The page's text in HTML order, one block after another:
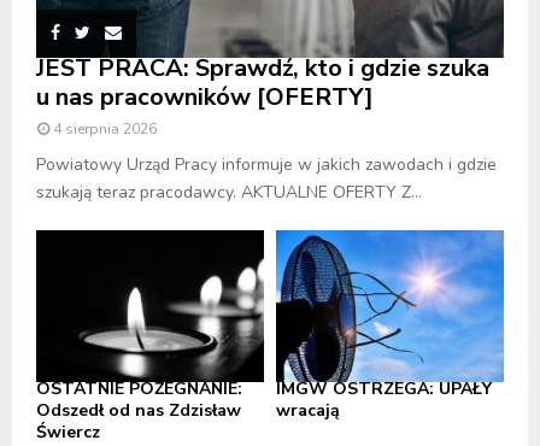
JEST PRACA: Sprawdź, kto i gdzie szuka
u nas pracowników [OFERTY]
4 sierpnia 2026
Powiatowy Urząd Pracy informuje w jakich zawodach i gdzie
szukają teraz pracodawcy. AKTUALNE OFERTY Z...
OSTATNIE POŻEGNANIE:
Odszedł od nas Zdzisław
Świercz
IMGW OSTRZEGA: UPAŁY
wracają